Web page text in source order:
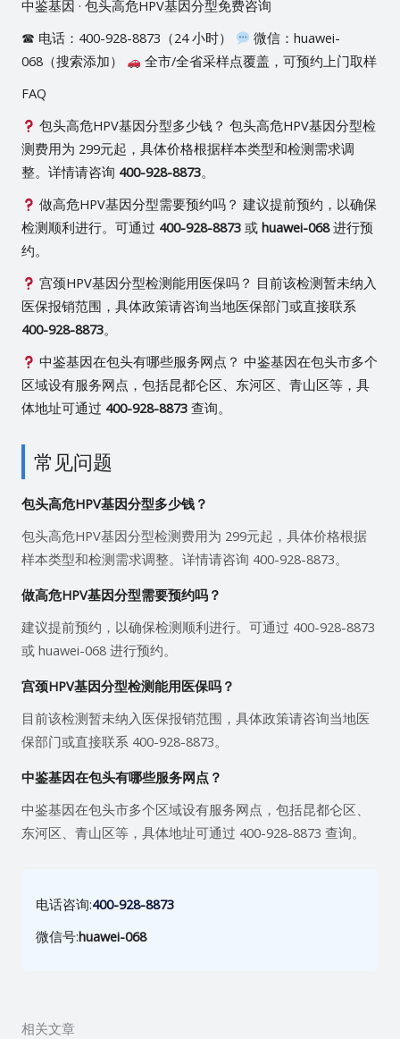
中鉴基因 · 包头高危HPV基因分型免费咨询
☎ 电话：400-928-8873（24 小时）
微信：huawei-
068（搜索添加）
全市/全省采样点覆盖，可预约上门取样
FAQ
包头高危HPV基因分型多少钱？ 包头高危HPV基因分型检
测费用为 299元起，具体价格根据样本类型和检测需求调
整。详情请咨询 400-928-8873。
做高危HPV基因分型需要预约吗？ 建议提前预约，以确保
检测顺利进行。可通过 400-928-8873或 huawei-068进行预
约。
宫颈HPV基因分型检测能用医保吗？ 目前该检测暂未纳入
医保报销范围，具体政策请咨询当地医保部门或直接联系
400-928-8873。
中鉴基因在包头有哪些服务网点？ 中鉴基因在包头市多个
区域设有服务网点，包括昆都仑区、东河区、青山区等，具
体地址可通过 400-928-8873查询。
常见问题
包头高危HPV基因分型多少钱？
包头高危HPV基因分型检测费用为 299元起，具体价格根据
样本类型和检测需求调整。详情请咨询 400-928-8873。
做高危HPV基因分型需要预约吗？
建议提前预约，以确保检测顺利进行。可通过 400-928-8873
或 huawei-068 进行预约。
宫颈HPV基因分型检测能用医保吗？
目前该检测暂未纳入医保报销范围，具体政策请咨询当地医
保部门或直接联系 400-928-8873。
中鉴基因在包头有哪些服务网点？
中鉴基因在包头市多个区域设有服务网点，包括昆都仑区、
东河区、青山区等，具体地址可通过 400-928-8873 查询。
电话咨询:400-928-8873
微信号:huawei-068
相关文章